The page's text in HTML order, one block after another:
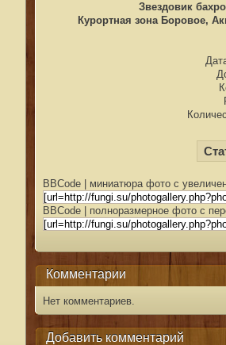
Звездовик
Курортная зона Боровое,
BBCode | миниатюра фото с
BBCode | полноразмерное фото с
Комментарии
Нет комментариев.
Добавить комментарий